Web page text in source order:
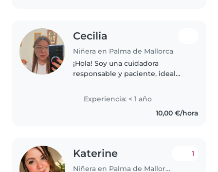
Cecilia
Niñera en Palma de Mallorca
¡Hola! Soy una cuidadora
responsable y paciente, ideal
Tengo experiencia con niños en
edad preescolar y me encanta
leerles cuentos y jugar con ellos.
Experiencia: < 1 año
10,00 €/hora
Katerine
Niñera en Palma de Mallorca
1